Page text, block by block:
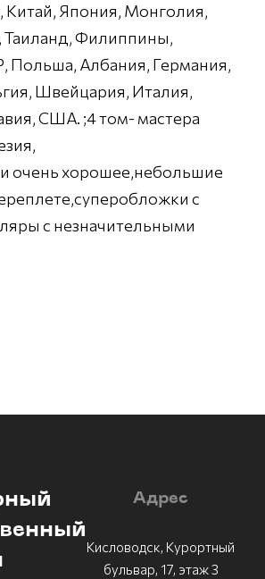
Япония, Монголия,
Таиланд, Филиппины,
Польша, Албания, Германия,
Швейцария, Италия,
США. ;4 том- мастера
очень хорошее,небольшие
с
с незначительными
Адрес
Кисловодск, Курортный
бульвар, 17, этаж 3